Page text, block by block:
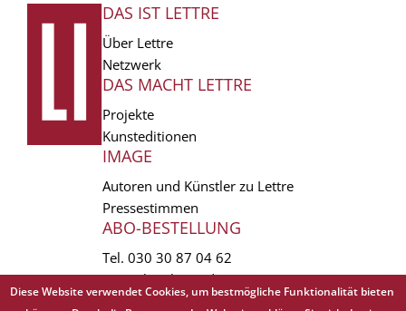
FUSSZEILE
DAS IST LETTRE
Über Lettre
Netzwerk
DAS MACHT LETTRE
Projekte
Kunsteditionen
IMAGE
Autoren und Künstler zu Lettre
Pressestimmen
ABO-BESTELLUNG
Tel. 030 30 87 04 62
vertrieb(at)lettre.de
Diese Website verwendet Cookies, um bestmögliche Funktionalität bieten